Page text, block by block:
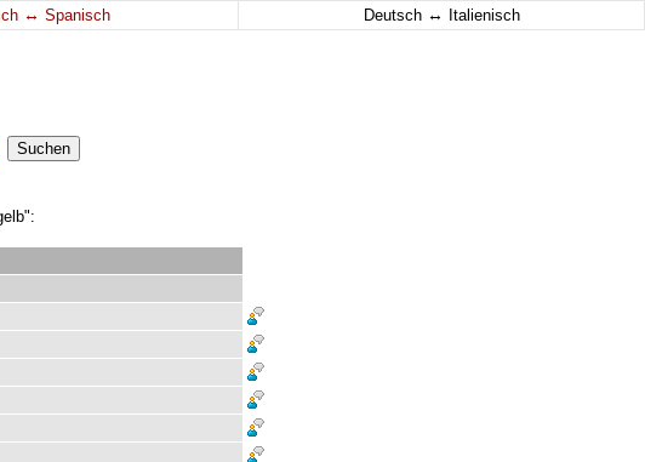
↔ Spanisch Deutsch ↔ Italienisch